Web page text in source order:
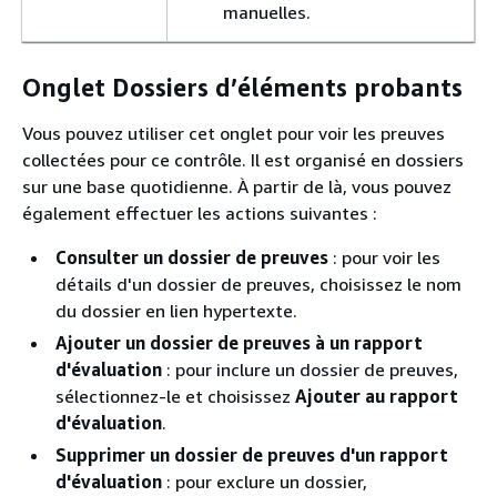
manuelles.
Onglet Dossiers d’éléments probants
Vous pouvez utiliser cet onglet pour voir les preuves
collectées pour ce contrôle. Il est organisé en dossiers
sur une base quotidienne. À partir de là, vous pouvez
également effectuer les actions suivantes :
Consulter un dossier de preuves : pour voir les
détails d'un dossier de preuves, choisissez le nom
du dossier en lien hypertexte.
Ajouter un dossier de preuves à un rapport
d'évaluation : pour inclure un dossier de preuves,
sélectionnez-le et choisissez Ajouter au rapport
d'évaluation.
Supprimer un dossier de preuves d'un rapport
d'évaluation : pour exclure un dossier,